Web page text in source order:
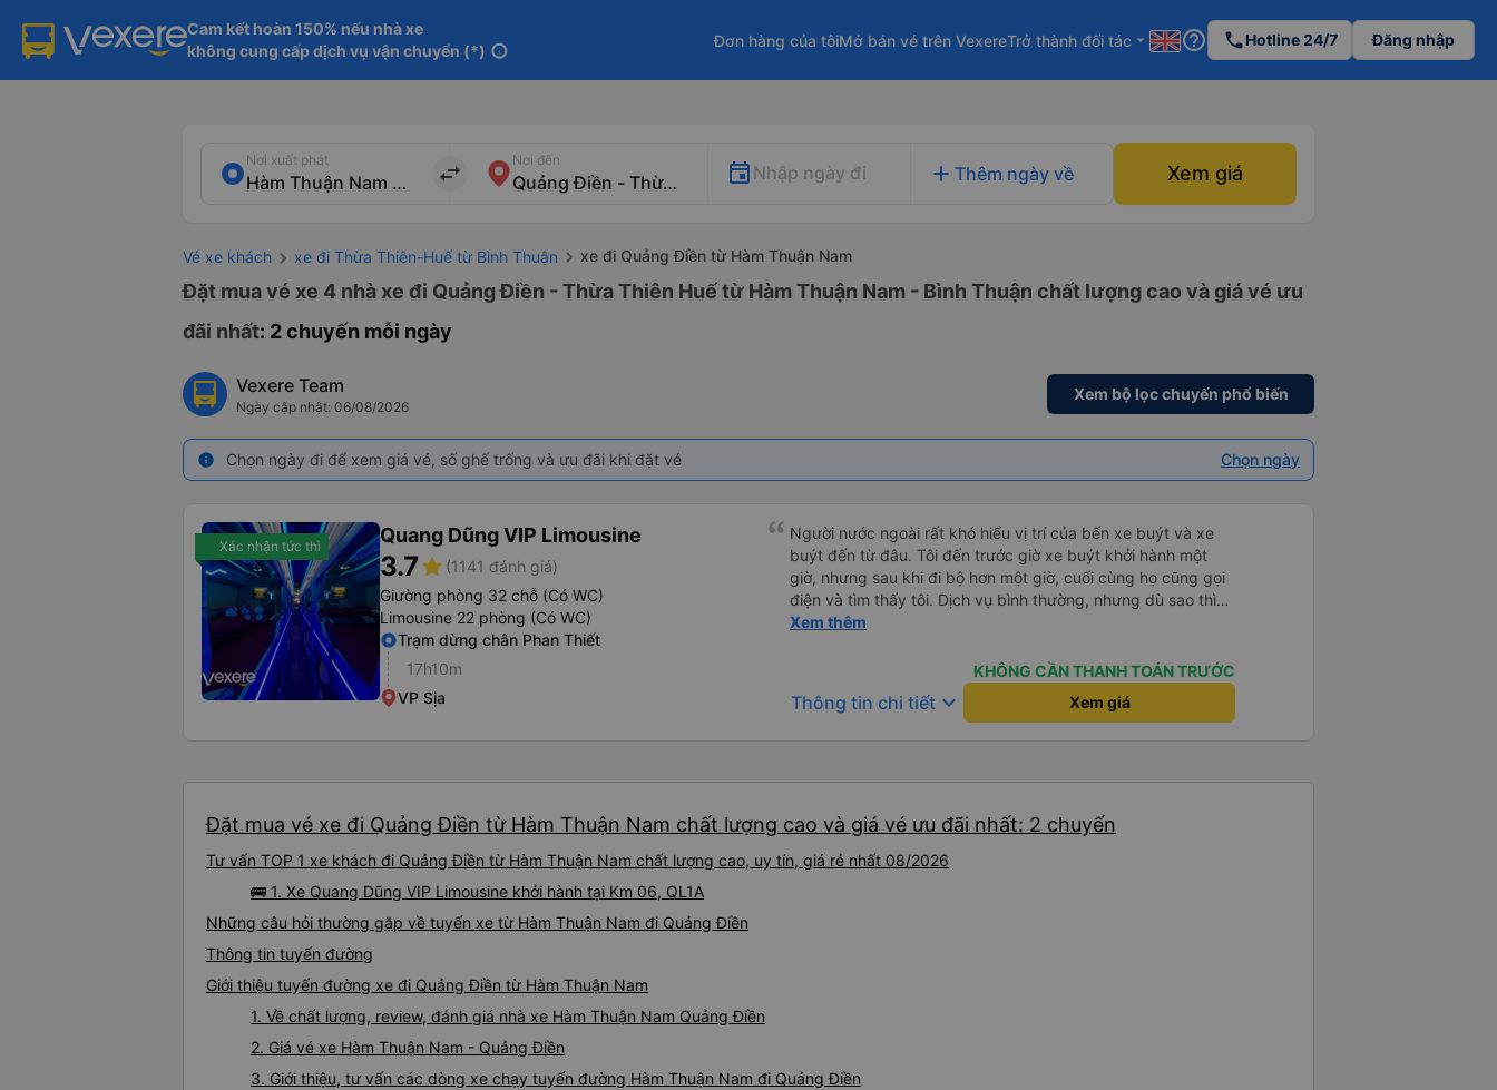
Cam kết hoàn 150% nếu nhà xe
không cung cấp dịch vụ vận chuyển (*) info
Đơn hàng của tôiMở bán vé trên VexereTrở thành đối tác arrow_drop_down help_outline phoneHotline 24/7 Đăng nhập
Nơi xuất phát
import_export
Nơi đến
Nhập ngày đi add Thêm ngày về Xem giá
Vé xe khách xe đi Thừa Thiên-Huế từ Bình Thuận xe đi Quảng Điền từ Hàm Thuận Nam
Đặt mua vé xe 4 nhà xe đi Quảng Điền - Thừa Thiên Huế từ Hàm Thuận Nam - Bình Thuận chất lượng cao và giá vé ưu
đãi nhất: 2 chuyến mỗi ngày
Vexere Team
Ngày cập nhật: 06/08/2026
Xem bộ lọc chuyến phổ biến
info Chọn ngày đi để xem giá vé, số ghế trống và ưu đãi khi đặt vé Chọn ngày
Xác nhận tức thì Quang Dũng VIP Limousine
3.7star (1141 đánh giá)
Giường phòng 32 chỗ (Có WC)
Limousine 22 phòng (Có WC)
Trạm dừng chân Phan Thiết
17h10m
VP Sịa
Người nước ngoài rất khó hiểu vị trí của bến xe buýt và xe
buýt đến từ đâu. Tôi đến trước giờ xe buýt khởi hành một
giờ, nhưng sau khi đi bộ hơn một giờ, cuối cùng họ cũng gọi
điện và tìm thấy tôi. Dịch vụ bình thường, nhưng dù sao thì
tôi ngủ ngon hơn ở khách sạn vì tôi rất thoải mái. Sẽ tuyệt
cho điểm tối đa. Cảm ơn bạn rất nhiều.
Xem thêm
KHÔNG CẦN THANH TOÁN TRƯỚC
Thông tin chi tiết keyboard_arrow_down Xem giá
Đặt mua vé xe đi Quảng Điền từ Hàm Thuận Nam chất lượng cao và giá vé ưu đãi nhất: 2 chuyến
Tư vấn TOP 1 xe khách đi Quảng Điền từ Hàm Thuận Nam chất lượng cao, uy tín, giá rẻ nhất 08/2026
🚌 1. Xe Quang Dũng VIP Limousine khởi hành tại Km 06, QL1A
Những câu hỏi thường gặp về tuyến xe từ Hàm Thuận Nam đi Quảng Điền
Thông tin tuyến đường
Giới thiệu tuyến đường xe đi Quảng Điền từ Hàm Thuận Nam
1. Về chất lượng, review, đánh giá nhà xe Hàm Thuận Nam Quảng Điền
2. Giá vé xe Hàm Thuận Nam - Quảng Điền
3. Giới thiệu, tư vấn các dòng xe chạy tuyến đường Hàm Thuận Nam đi Quảng Điền